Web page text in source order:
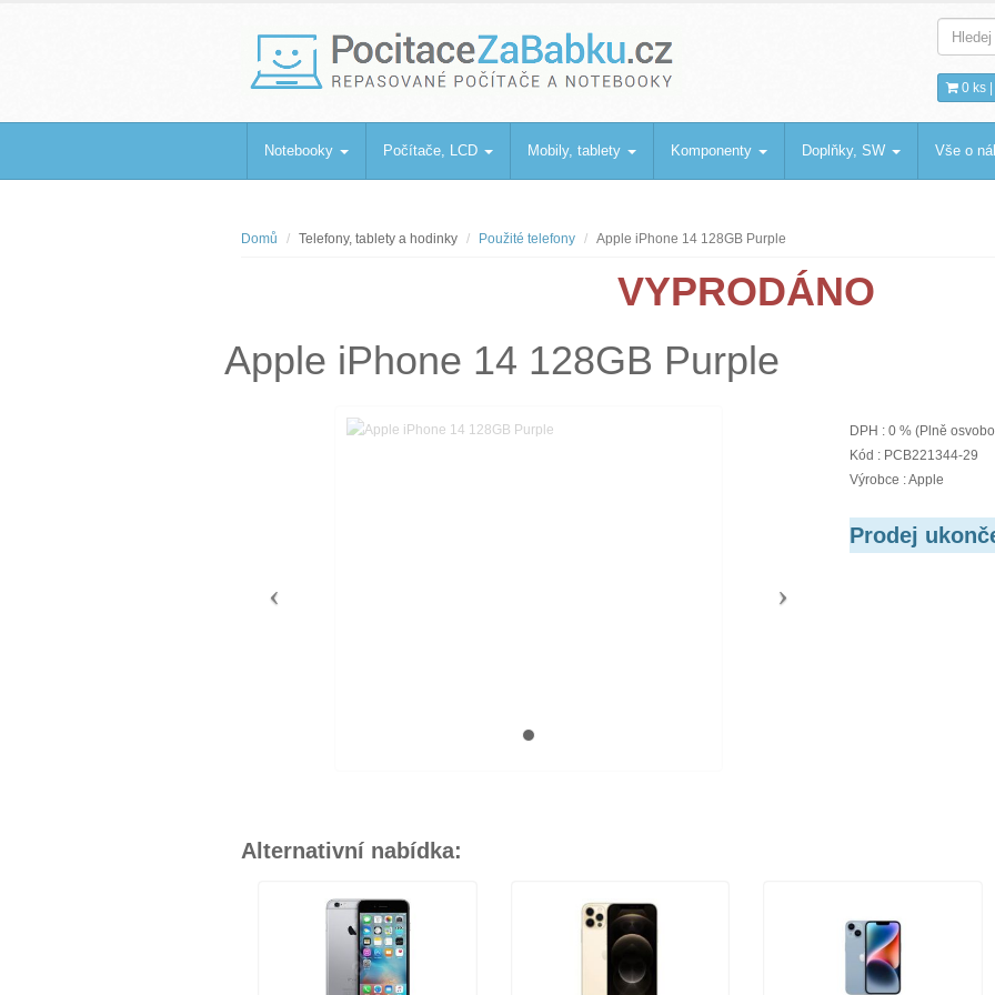
PocitaceZaBabku.cz
Repasované počítače a notebooky 0 ks |
Notebooky Počítače, LCD Mobily, tablety Komponenty Doplňky, SW Vše o
Domů Telefony, tablety a hodinky Použité telefony Apple iPhone 14 128GB Purple
VYPRODÁNO
Apple iPhone 14 128GB Purple
DPH : 0 % (Plně
Kód : PCB221344-29
Výrobce : Apple
Prodej
Alternativní nabídka: